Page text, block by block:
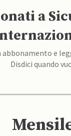
a
abbonamento e
Disdici quando